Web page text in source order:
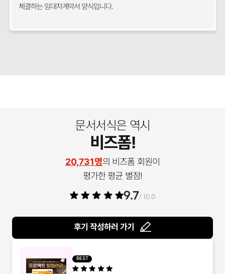
체결하는 임대차계약서 양식입니다.
문서서식은 역시
비즈폼!
20,731명의 비즈폼 회원이
평가한 평균 별점!
9.7/ 10.0
후기 작성하러 가기
BEST